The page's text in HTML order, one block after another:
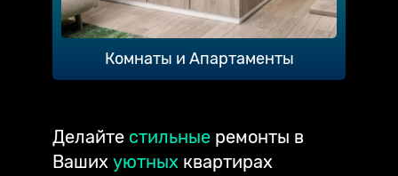
Комнаты и Апартаменты
Делайте стильные ремонты в
Ваших уютных квартирах